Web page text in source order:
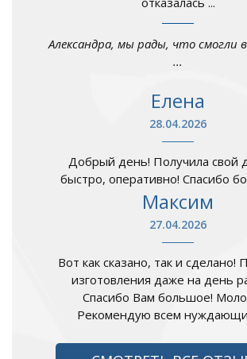
Александра, мы рады, что смогли
...
Елена
28.04.2026
Добрый день! Получила свой
быстро, оперативно! Спасибо
Максим
27.04.2026
Вот как сказано, так и сделано!
изготовления даже на день
Спасибо Вам большое!
Рекомендую всем